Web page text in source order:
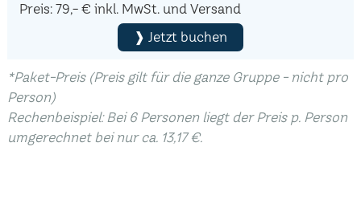
Preis: 79,- € inkl. MwSt. und Versand
❱ Jetzt buchen
*Paket-Preis (Preis gilt für die ganze Gruppe - nicht pro
Person)
Rechenbeispiel: Bei 6 Personen liegt der Preis p. Person
umgerechnet bei nur ca. 13,17 €.